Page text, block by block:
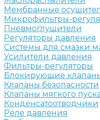
Мембранные
Микрофильтры-
Пневмоглушители
Регуляторы давления
Системы для смазки
Усилители давления
Фильтры-регуляторы
Блокирующие
Клапаны безопасности
Клапаны мягкого
Конденсатоотводчики
Реле давления